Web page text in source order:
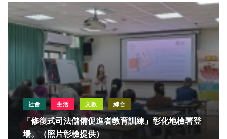
社會 生活 文教 綜合
「修復式司法儲備促進者教育訓練」彰化地檢署登
場。（照片彰檢提供）